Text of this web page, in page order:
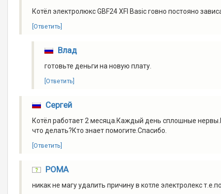
Котёл электролюкс GBF24 XFI Basic говно постояно
[Ответить]
Влад
готовьте деньги на новую плату.
[Ответить]
Сергей
Котёл работает 2 месяца.Каждый день сплошные
что делать?Кто знает помогите.Спасибо.
[Ответить]
РОМА
никак не магу удалить причину в котле электролекс